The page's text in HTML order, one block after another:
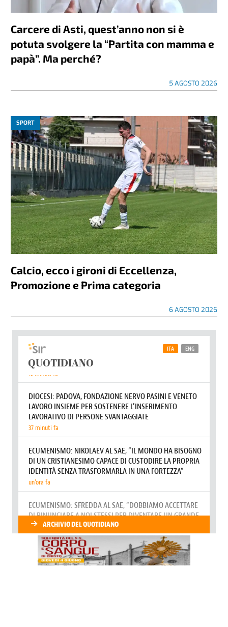
Carcere di Asti, quest’anno non si è
potuta svolgere la “Partita con mamma e
papà”. Ma perché?
5 AGOSTO 2026
SPORT
Calcio, ecco i gironi di Eccellenza,
Promozione e Prima categoria
6 AGOSTO 2026